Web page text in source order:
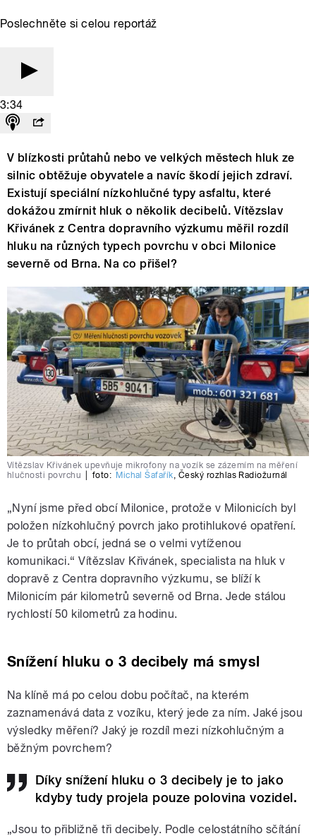
Poslechněte si celou reportáž
3:34
V blízkosti průtahů nebo ve velkých městech hluk ze
silnic obtěžuje obyvatele a navíc škodí jejich zdraví.
Existují speciální nízkohlučné typy asfaltu, které
dokážou zmírnit hluk o několik decibelů. Vítězslav
Křivánek z Centra dopravního výzkumu měřil rozdíl
hluku na různých typech povrchu v obci Milonice
severně od Brna. Na co přišel?
Vítězslav Křivánek upevňuje mikrofony na vozík se zázemím na měření
hlučnosti povrchu
foto: Michal Šafařík, Český rozhlas Radiožurnál
„Nyní jsme před obcí Milonice, protože v Milonicích byl
položen nízkohlučný povrch jako protihlukové opatření.
Je to průtah obcí, jedná se o velmi vytíženou
komunikaci.“ Vítězslav Křivánek, specialista na hluk v
dopravě z Centra dopravního výzkumu, se blíží k
Milonicím pár kilometrů severně od Brna. Jede stálou
rychlostí 50 kilometrů za hodinu.
Snížení hluku o 3 decibely má smysl
Na klíně má po celou dobu počítač, na kterém
zaznamenává data z vozíku, který jede za ním. Jaké jsou
výsledky měření? Jaký je rozdíl mezi nízkohlučným a
běžným povrchem?
Díky snížení hluku o 3 decibely je to jako
kdyby tudy projela pouze polovina vozidel.
„Jsou to přibližně tři decibely. Podle celostátního sčítání